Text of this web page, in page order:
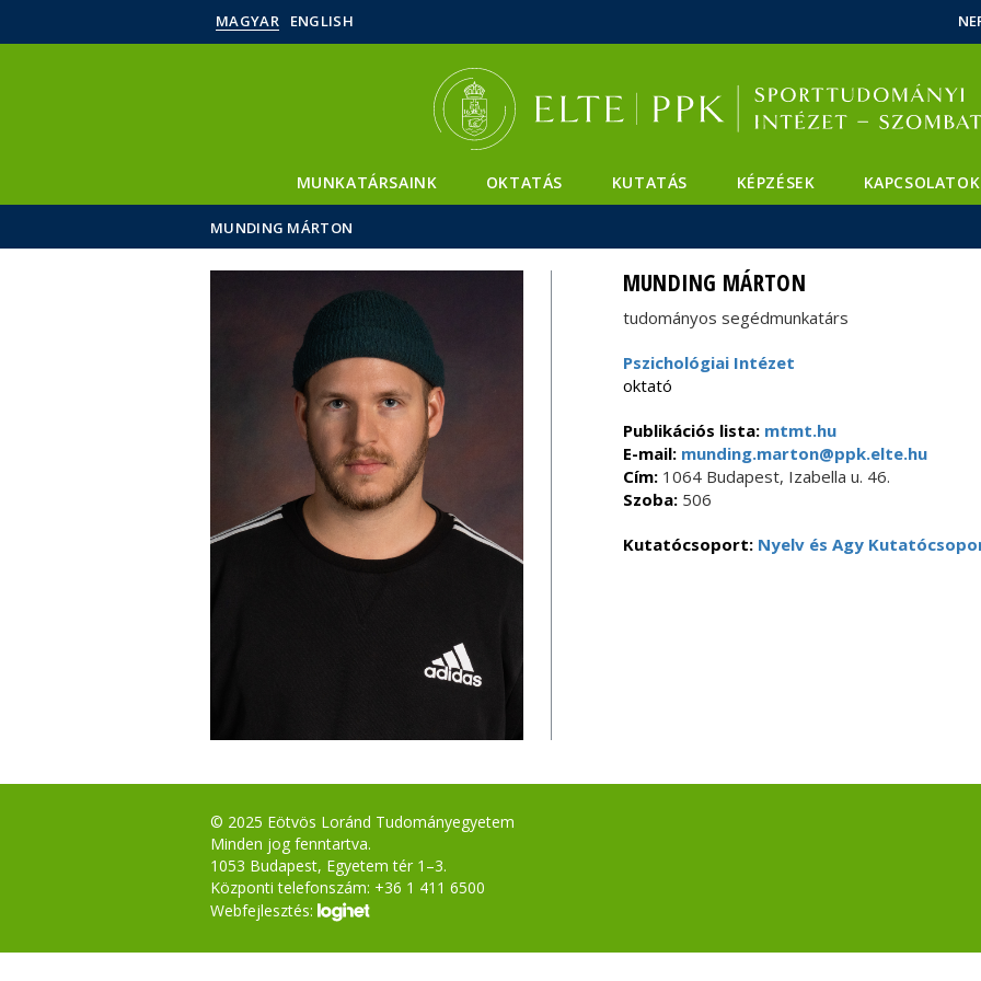
MAGYAR ENGLISH
MUNKATÁRSAINK OKTATÁS KUTATÁS KÉPZÉSEK KAPCSOLATOK
MUNDING MÁRTON
MUNDING MÁRTON
tudományos segédmunkatárs
Pszichológiai Intézet
oktató
Publikációs lista: mtmt.hu
E-mail:munding.marton@ppk.elte.hu
Cím:1064 Budapest, Izabella u. 46.
Szoba:506
Kutatócsoport: Nyelv és Agy
© 2025 Eötvös Loránd Tudományegyetem
Minden jog fenntartva.
1053 Budapest, Egyetem tér 1–3.
Központi telefonszám: +36 1 411 6500
Webfejlesztés: